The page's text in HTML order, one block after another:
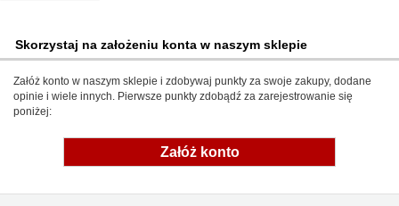
Skorzystaj na założeniu konta w naszym sklepie
Załóż konto w naszym sklepie i zdobywaj punkty za swoje zakupy, dodane
opinie i wiele innych. Pierwsze punkty zdobądź za zarejestrowanie się
poniżej:
Załóż konto